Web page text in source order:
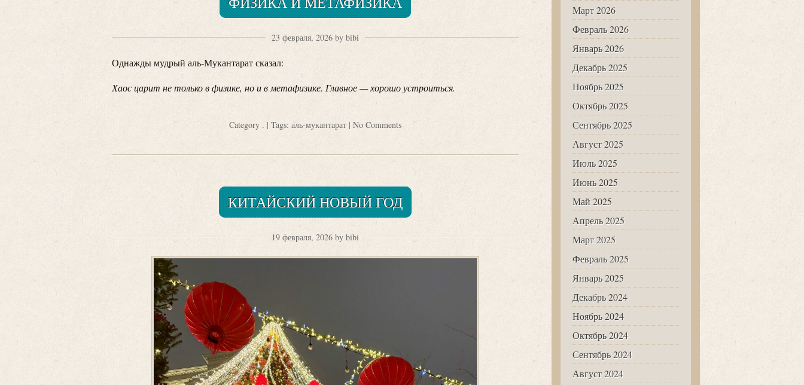
23 февраля, 2026 by bibi
Однажды мудрый аль-Мукантарат сказал:
Хаос царит не только в физике, но и в метафизике. Главное — хорошо устроиться.
Category . | Tags: аль-мукантарат | No Comments
КИТАЙСКИЙ НОВЫЙ ГОД
19 февраля, 2026 by bibi
Март 2026
Февраль 2026
Январь 2026
Декабрь 2025
Ноябрь 2025
Октябрь 2025
Сентябрь 2025
Август 2025
Июль 2025
Июнь 2025
Май 2025
Апрель 2025
Март 2025
Февраль 2025
Январь 2025
Декабрь 2024
Ноябрь 2024
Октябрь 2024
Сентябрь 2024
Август 2024